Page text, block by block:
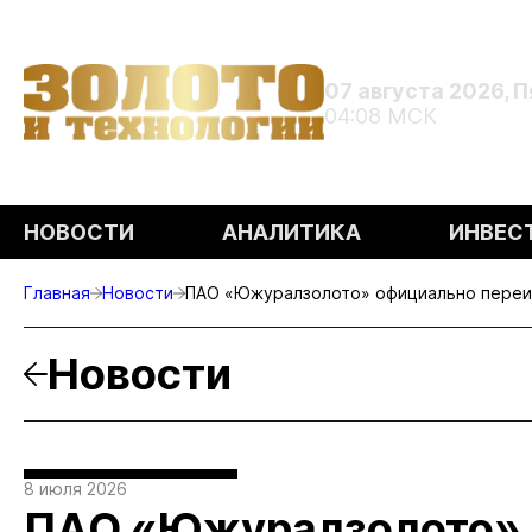
07 августа 2026,
04:08 МСК
НОВОСТИ АНАЛИТИКА
Главная Новости ПАО «Южуралзолото» официально
Новости
8 июля 2026